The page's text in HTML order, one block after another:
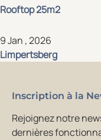
Rooftop 25m2
9 Jan , 2026
Limpertsberg
Inscription à la
Rejoignez notre
dernières